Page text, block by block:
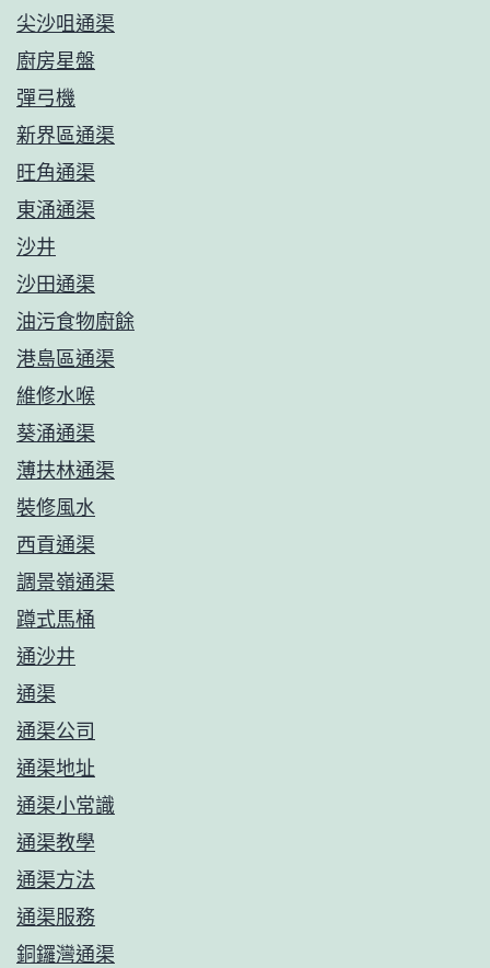
尖沙咀通渠
廚房星盤
彈弓機
新界區通渠
旺角通渠
東涌通渠
沙井
沙田通渠
油污食物廚餘
港島區通渠
維修水喉
葵涌通渠
薄扶林通渠
裝修風水
西貢通渠
調景嶺通渠
蹲式馬桶
通沙井
通渠
通渠公司
通渠地址
通渠小常識
通渠教學
通渠方法
通渠服務
銅鑼灣通渠